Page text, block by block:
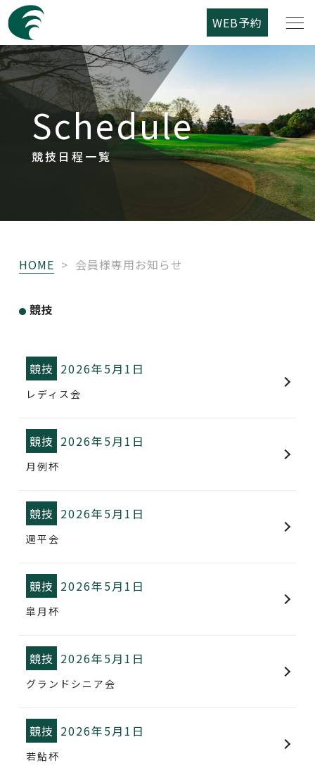
WEB予約
Schedule
競技日程一覧
HOME > 会員様専用お知らせ
競技
競技 2026年5月1日
レディス会
競技 2026年5月1日
月例杯
競技 2026年5月1日
週平会
競技 2026年5月1日
皐月杯
競技 2026年5月1日
グランドシニア会
競技 2026年5月1日
若鮎杯
筑紫野カントリークラブについて
コース紹介
ご利用案内
レストラン
アクセス